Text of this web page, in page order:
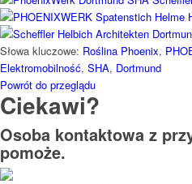
Słowa kluczowe: Roślina Phoenix,
Elektromobilność, SHA, Dortmund
Powrót do przeglądu
Ciekawi?
Osoba kontaktowa z
pomoże.